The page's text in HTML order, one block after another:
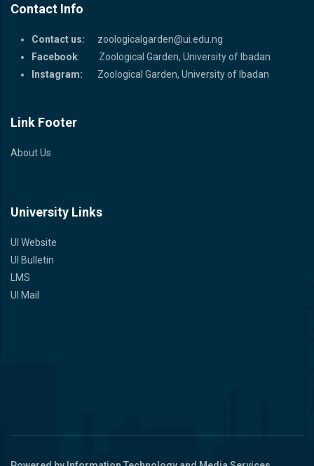
Contact Info
Contact us: zoologicalgarden@ui.edu.ng
Facebook: Zoological Garden, University of Ibadan
Instagram:
Zoological Garden, University of Ibadan
Link Footer
About Us
University Links
UI Website
UI Bulletin
LMS
UI Mail